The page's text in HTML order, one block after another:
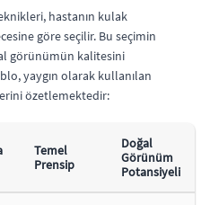
hastanın kulak
göre seçilir. Bu seçimin
görünümün kalitesini
yaygın olarak kullanılan
özetlemektedir:
Temel
Prensip
Doğal
Görünüm
Potansiyeli